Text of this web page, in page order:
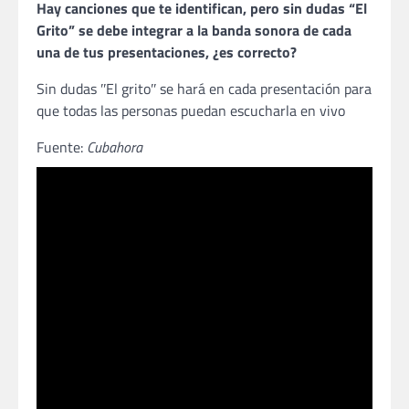
Hay canciones que te identifican, pero sin dudas “El
Grito” se debe integrar a la banda sonora de cada
una de tus presentaciones, ¿es correcto?
Sin dudas ʺEl gritoʺ se hará en cada presentación para
que todas las personas puedan escucharla en vivo
Fuente: Cubahora